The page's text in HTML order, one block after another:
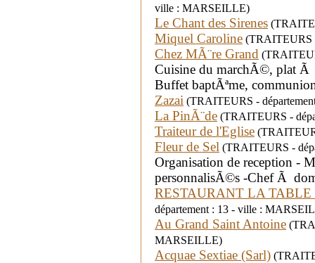
ville : MARSEILLE)
Le Chant des Sirenes
Miquel Caroline (TRAITEURS
Chez MÃ¨re Grand
Cuisine du marchÃ©, plat Ã
Buffet baptÃªme,
Zazai (TRAITEURS -
La PinÃ¨de (TRAITEURS -
Traiteur de l'Eglise
Fleur de Sel (TRAITEURS -
Organisation de reception -
personnalisÃ©s -Chef Ã
RESTAURANT LA TABLE
département : 13 - ville :
Au Grand Saint Antoine
MARSEILLE)
Acquae Sextiae (Sarl)